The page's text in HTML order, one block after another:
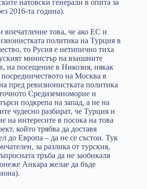
натовски генерали в опита за
2016-та година).
впечатление това, че ако ЕС и
политика на Турция в
то Русия е нетипично тиха
министър на външните
на посещение в Никозия, някак
на Москва в
пред ревизионистката политика
Средиземноморие и
подкрепа на запад, а не на
чудесно разбират, че Турция и
на интересите в посока на това
който трябва да доставя
до Европа – да не се състои. Тук
за разлика от турския,
тръба да не заобикаля
Анкара желае да бъде